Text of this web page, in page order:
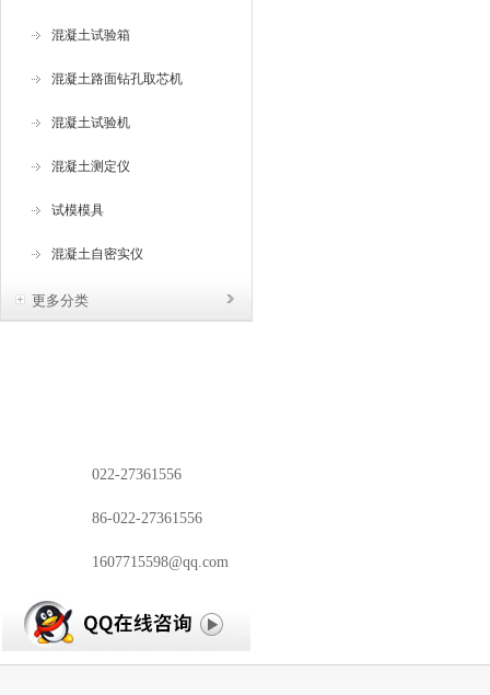
混凝土试验箱
混凝土路面钻孔取芯机
混凝土试验机
混凝土测定仪
试模模具
混凝土自密实仪
更多分类
022-27361556
86-022-27361556
1607715598@qq.com